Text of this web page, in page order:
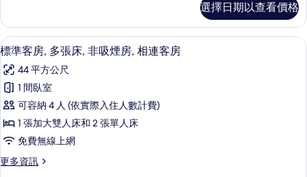
相
片
情
大
雙
人
床,
非
吸
煙
房
的
客
房,
1
加
大
雙
人
床,
非
吸
煙
選擇日期以查看價格
顯
示
標
準
客
房,
張
羽絨被、迷你吧、客房內保險箱、隔音
5
標準客房, 多張床, 非吸煙房, 相連客房
44 平方公尺
1 間臥室
可容納 4 人 (依實際入住人數計費)
1 張加大雙人床和 2 張單人床
免費無線上網
更多資訊
更